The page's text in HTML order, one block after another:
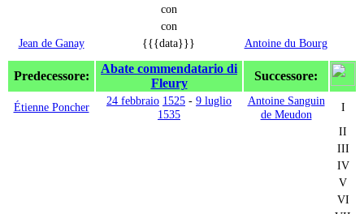
con
con
Jean de Ganay
{{{data}}} Antoine du Bourg
Predecessore:
Abate commendatario di
Fleury
Successore:
Étienne Poncher 24 febbraio 1525 - 9 luglio
1535
Antoine Sanguin
de Meudon
I
II
III
IV
V
VI